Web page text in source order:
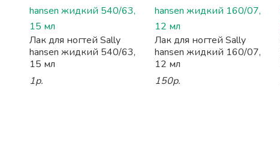
Лак для ногтей Sally
hansen жидкий 540/63,
15 мл
1р.
Лак для ногтей Sally
hansen жидкий 160/07,
12 мл
150р.